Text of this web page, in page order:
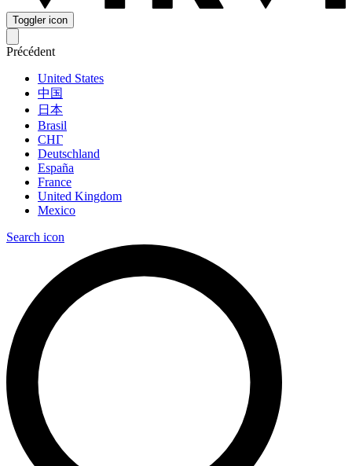
Toggler icon
Précédent
United States
中国
日本
Brasil
СНГ
Deutschland
España
France
United Kingdom
Mexico
Search icon